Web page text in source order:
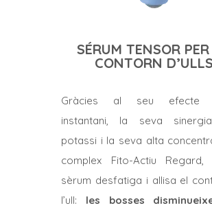
SÉRUM TENSOR
CONTORN D’ULLS
Gràcies al seu efecte
instantani, la seva
potassi i la seva alta
complex Fito-Actiu Regard,
sèrum desfatiga i allisa el
l’ull: les bosses